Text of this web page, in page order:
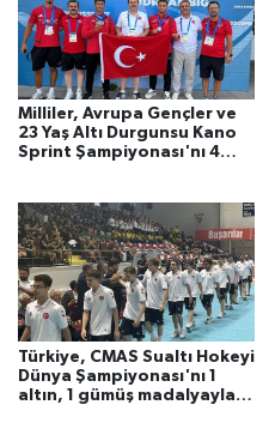
Milliler, Avrupa Gençler ve
23 Yaş Altı Durgunsu Kano
Sprint Şampiyonası'nı 4
Türkiye, CMAS Sualtı Hokeyi
Dünya Şampiyonası'nı 1
altın, 1 gümüş madalyayla